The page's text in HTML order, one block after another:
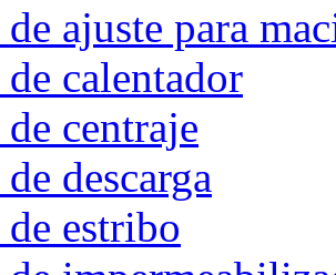
ajuste para
calentador
centraje
descarga
estribo